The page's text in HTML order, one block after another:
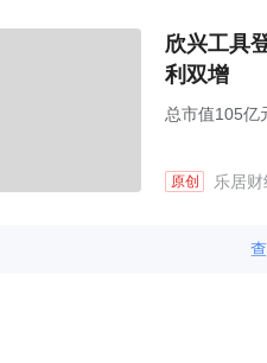
欣兴工具
利双增
总市值105亿
原创 乐居